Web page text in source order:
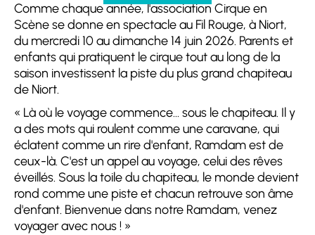
Comme chaque année, l'association Cirque en
Scène se donne en spectacle au Fil Rouge, à Niort,
du mercredi 10 au dimanche 14 juin 2026. Parents et
enfants qui pratiquent le cirque tout au long de la
saison investissent la piste du plus grand chapiteau
de Niort.
« Là où le voyage commence… sous le chapiteau. Il y
a des mots qui roulent comme une caravane, qui
éclatent comme un rire d'enfant, Ramdam est de
ceux-là. C'est un appel au voyage, celui des rêves
éveillés. Sous la toile du chapiteau, le monde devient
rond comme une piste et chacun retrouve son âme
d'enfant. Bienvenue dans notre Ramdam, venez
voyager avec nous ! »